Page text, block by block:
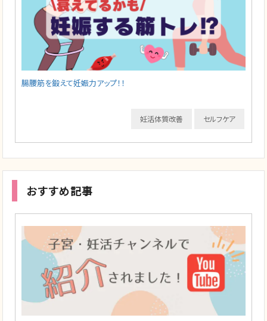
腸腰筋を鍛えて妊娠力アップ！！
セルフケア
妊活体質改善
おすすめ記事